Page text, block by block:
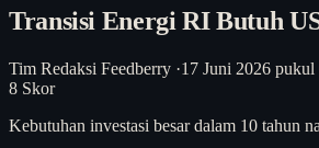
Transisi Energi RI Butuh
Tim Redaksi Feedberry ·17 Juni 2026 pukul
8 Skor
Kebutuhan investasi besar dalam 10 tahun